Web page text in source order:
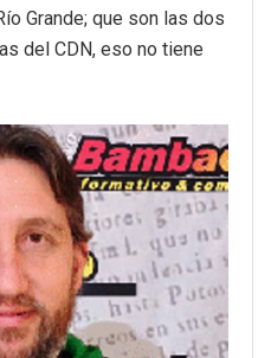
Grande; que son las dos
del CDN, eso no tiene